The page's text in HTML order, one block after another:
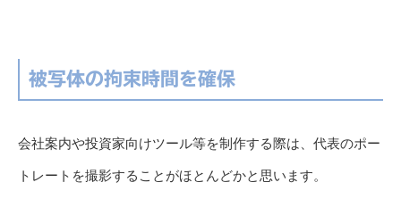
被写体の拘束時間を確保
会社案内や投資家向けツール等を制作する際は、代表のポー
トレートを撮影することがほとんどかと思います。